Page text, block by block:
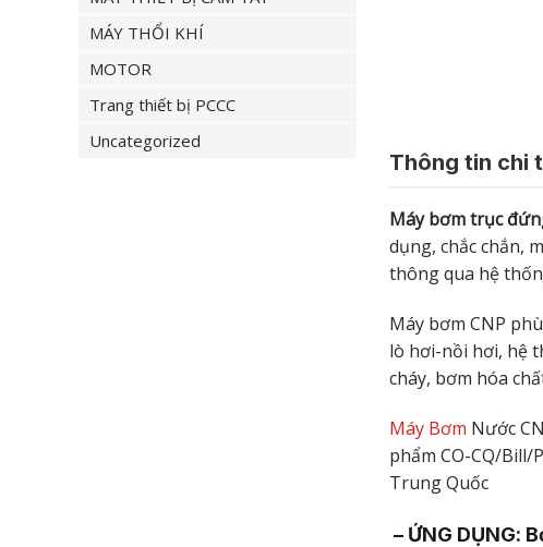
MÁY THỔI KHÍ
MOTOR
Trang thiết bị PCCC
Uncategorized
Thông tin chi
Máy bơm trục
dụng, chắc chắn,
thông qua hệ
Máy bơm CNP
lò hơi-nồi hơi, hệ
cháy, bơm hóa
Máy Bơm Nước
phẩm CO-CQ/
Trung Quốc
– ỨNG DỤNG: